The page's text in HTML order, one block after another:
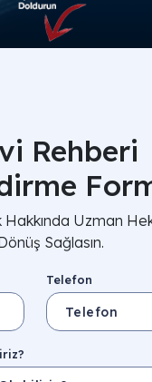
Rehberi
Hakkında Uzman
Sağlasın.
Telefon